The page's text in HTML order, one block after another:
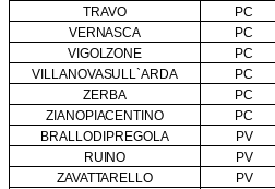
TRAVO
PC
VERNASCA
PC
VIGOLZONE
PC
VILLANOVASULL`ARDA PC
ZERBA
PC
ZIANOPIACENTINO PC
BRALLODIPREGOLA PV
RUINO
PV
ZAVATTARELLO
PV